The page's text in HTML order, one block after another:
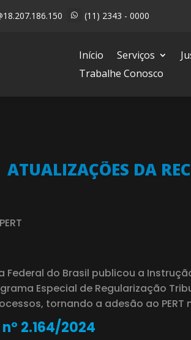
 (11) 2343 - 0000
Início Serviços
Trabalhe Conosco
ATUALIZAÇÕES DA
do Brasil publicou a
Especial de Regularização
tornando a adesão ao
2.164/2024